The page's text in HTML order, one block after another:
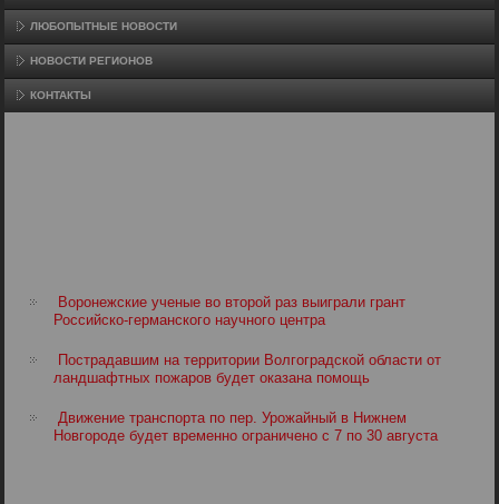
ЛЮБОПЫТНЫЕ НОВОСТИ
НОВОСТИ РЕГИОНОВ
КОНТАКТЫ
Воронежские ученые во второй раз выиграли грант
Российско-германского научного центра
Пострадавшим на территории Волгоградской области от
ландшафтных пожаров будет оказана помощь
Движение транспорта по пер. Урожайный в Нижнем
Новгороде будет временно ограничено с 7 по 30 августа